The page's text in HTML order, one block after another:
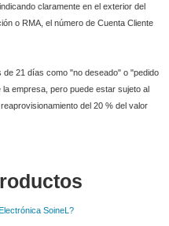
claramente en el exterior del
o RMA, el número de Cuenta Cliente
21 días como "no deseado" o "pedido
empresa, pero puede estar sujeto al
del 20 % del valor
SoineL ?